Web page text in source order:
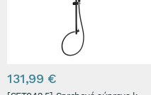
131,99 €